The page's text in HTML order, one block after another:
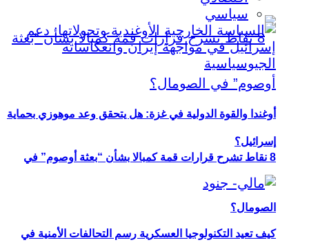
8 نقاط تشرح قرارات قمة كمبالا بشأن “بعثة أوصوم” في
الصومال؟
سياسي
أوغندا والقوة الدولية في غزة: هل يتحقق وعد موهوزي بحماية
إسرائيل؟
كيف تعيد التكنولوجيا العسكرية رسم التحالفات الأمنية في